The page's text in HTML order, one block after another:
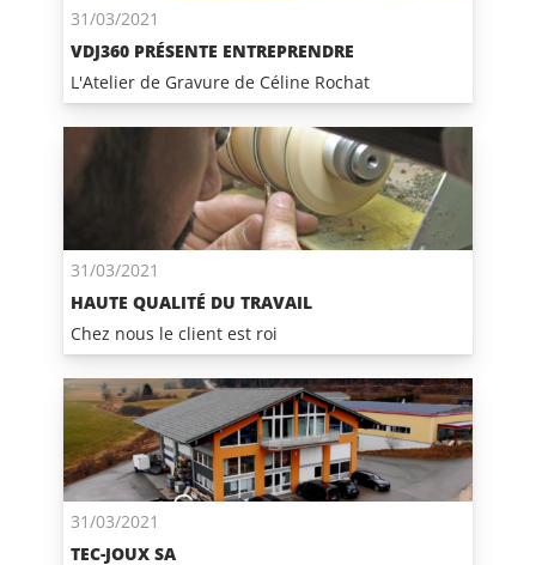
31/03/2021
VDJ360 PRÉSENTE ENTREPRENDRE
L'Atelier de Gravure de Céline Rochat
31/03/2021
HAUTE QUALITÉ DU TRAVAIL
Chez nous le client est roi
31/03/2021
TEC-JOUX SA